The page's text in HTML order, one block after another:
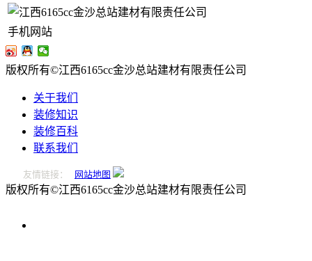
手机网站
版权所有©江西6165cc金沙总站建材有限责任公司
关于我们
装修知识
装修百科
联系我们
友情链接： 网站地图
版权所有©江西6165cc金沙总站建材有限责任公司